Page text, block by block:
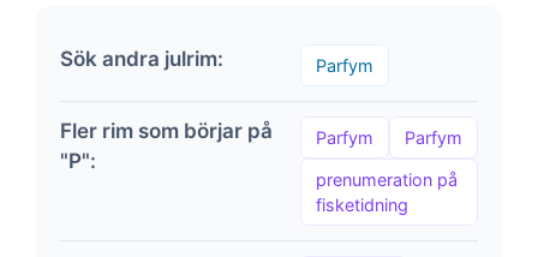
Sök andra julrim: Parfym
Fler rim som börjar på
"P":
Parfym Parfym
prenumeration på
fisketidning